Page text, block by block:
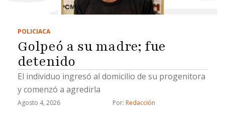
POLICIACA
Golpeó a su madre; fue
detenido
El individuo ingresó al domicilio de su progenitora
y comenzó a agredirla
Agosto 4, 2026 Por: Redacción